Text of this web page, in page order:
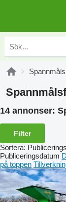
14 annonser:
Filter
Sortera:
Publiceringsdatum
på toppen